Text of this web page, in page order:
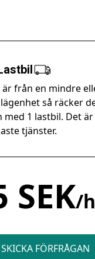
från en mindre
så räcker
med 1 lastbil. Det är
tjänster.
SEK/h
SKICKA FÖRFRÅGAN